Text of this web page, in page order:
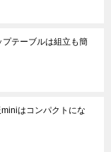
テーブルは組立も簡
はコンパクトにな